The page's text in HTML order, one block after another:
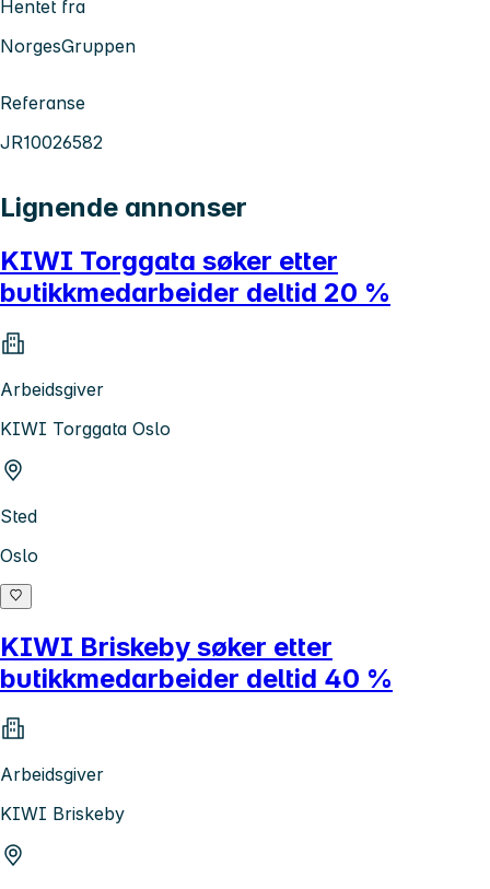
Hentet fra
NorgesGruppen
Referanse
JR10026582
Lignende annonser
KIWI Torggata søker etter
butikkmedarbeider deltid 20 %
Arbeidsgiver
KIWI Torggata Oslo
Sted
Oslo
KIWI Briskeby søker etter
butikkmedarbeider deltid 40 %
Arbeidsgiver
KIWI Briskeby